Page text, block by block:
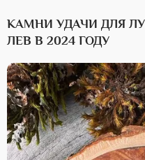
КАМНИ УДАЧИ ДЛЯ
ЛЕВ В 2024 ГОДУ